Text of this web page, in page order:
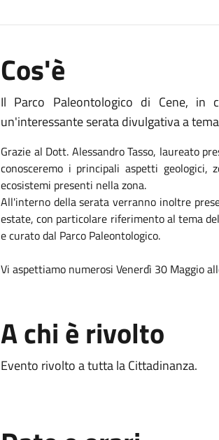
Cos'è
Il Parco Paleontologico di Cene, in
un'interessante serata divulgativa a
Grazie al Dott. Alessandro Tasso, laureato
conosceremo i principali aspetti
ecosistemi presenti nella zona.
All'interno della serata verranno inoltre
estate, con particolare riferimento al tema
e curato dal Parco Paleontologico.
Vi aspettiamo numerosi Venerdì 30 Maggio
A chi è rivolto
Evento rivolto a tutta la Cittadinanza.